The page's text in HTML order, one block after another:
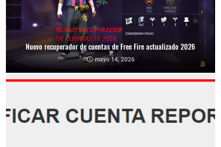
Nuevo recuperador de cuentas de Free Fire actualizado 2026
mayo 14, 2026